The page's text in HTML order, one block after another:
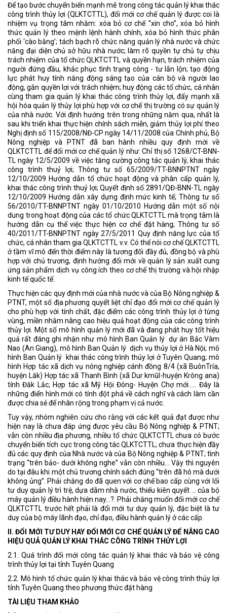
Để tạo bước chuyển biến mạnh mẽ trong công tác quản lý khai thác
công trình thủy lợi (QLKTCTTL), đổi mới cơ chế quản lý được coi là
nhiệm vụ trọng tâm nhằm: xóa bỏ cơ chế ‘’xin cho’’, xóa bỏ hình
thức quản lý theo mệnh lệnh hành chính, xóa bỏ hình thức phân
phối ‘cào bằng’; tách bạch rõ chức năng quản lý nhà nước và chức
năng đại diện chủ sở hữu nhà nước; làm rõ quyền tự chủ tự chịu
trách nhiệm của tổ chức QLKTCTTL và quyền hạn, trách nhiệm của
người đứng đầu, khắc phục tình trạng công - tư lẫn lộn; tạo động
lực phát huy tính năng động sáng tạo của cán bộ và người lao
động, gắn quyền lợi với trách nhiệm; huy động các tổ chức, cá nhân
cùng tham gia quản lý khai thác công trình thủy lợi, đẩy mạnh xã
hội hóa quản lý thủy lợi phù hợp với cơ chế thị trường có sự quản lý
của nhà nước. Với định hướng trên trong những năm qua, nhất là
sau khi triển khai thực hiện chính sách miễn, giảm thủy lợi phí theo
Nghị định số 115/2008/NĐ-CP ngày 14/11/2008 của Chính phủ, Bộ
Nông nghiệp và PTNT đã ban hành nhiều quy định mới về
QLKTCTTL để đổi mới cơ chế quản lý như: Chỉ thị số 1268/CT-BNN-
TL ngày 12/5/2009 về việc tăng cường công tác quản lý, khai thác
công trình thuỷ lợi; Thông tư số 65/2009/TT-BNNPTNT ngày
12/10/2009 Hướng dẫn tổ chức hoạt động và phân cấp quản lý,
khai thác công trình thuỷ lợi; Quyết định số 2891/QĐ-BNN-TL ngày
12/10/2009 Hướng dẫn xây dựng định mức kinh tế; Thông tư số
56/2010/TT-BNNPTNT ngày 01/10/2010 Hướng dẫn một số nội
dung trong hoạt động của các tổ chức QLKTCTTL mà trọng tâm là
hướng dẫn cụ thể việc thực hiện cơ chế đặt hàng; Thông tư số
40/2011/TT-BNNPTNT ngày 27/5/2011 Quy định năng lực của tổ
chức, cá nhân tham gia QLKTCTTL v.v. Có thể nói cơ chế QLKTCTTL
ở tầm vĩ mô đến thời điểm này là tương đối đầy đủ, đồng bộ và phù
hợp với chủ trương, định hướng đổi mới về quản lý sản xuất cung
ứng sản phẩm dịch vụ công ích theo cơ chế thị trường và hội nhập
kinh tế quốc tế.
Thực hiện các quy định mới của nhà nước và của Bộ Nông nghiệp &
PTNT, một số địa phương quyết liệt chỉ đạo đổi mới cơ chế quản lý
cho phù hợp với tính chất, đặc điểm các công trình thủy lợi ở từng
vùng, miền nhằm nâng cao hiệu quả hoạt động của các công trình
thủy lợi. Một số mô hình quản lý mới đã và đang phát huy tốt hiệu
quả rất đáng ghi nhận như mô hình Ban Quản lý dự án Bắc Vàm
Nao (An Giang), mô hình Ban Quản lý dịch vụ thủy lợi ở Hà Nội; mô
hình Ban Quản lý khai thác công trình thủy lợi ở Tuyên Quang; mô
hình Hợp tác xã dịch vụ nông nghiệp cánh đồng 8/4 (xã BuônTría,
huyện Lăk) Hợp tác xã Thanh Bình (xã Dur kmũl-huyện Krông ana)
tỉnh Đăk Lắc; Hợp tác xã Mỹ Hội Đông- Huyện Chợ mới….. Đây là
những điển hình mới có tính đột phá về cách nghĩ và cách làm cần
được chia sẻ để nhân rộng trong phạm vị cả nước.
Tuy vậy, nhóm nghiên cứu cho rằng với các kết quả đạt được như
hiện nay là chưa đáp ứng được yêu cầu Bộ Nông nghiệp & PTNT;
vẫn còn nhiều địa phương, nhiều tổ chức QLKTCTTL chưa có bước
chuyển biến tích cực trong công tác QLKTCTTL; chưa thực hiện đầy
đủ các quy định của Nhà nước và của Bộ Nông nghiệp & PTNT; tình
trạng “trên bảo- dưới không nghe” vẫn còn nhiều... Vậy thì nguyên
do tại đâu khi một chủ trương chính sách đúng “trên đã hô mà dưới
không ủng”. Phải chăng do đã quen với cơ chế bao cấp cùng với lối
tư duy quản lý trì trệ, dựa dẫm nhà nước, thiếu kiên quyết … của bộ
máy quản lý điều hành hiện nay…?. Phải chăng muốn đổi mới cơ chế
QLKTCTTL trước hết phải là đổi mới tư duy quản lý, đặc biệt là tư
duy của bộ máy lãnh đạo, chỉ đạo, điều hành quản lý ở các cấp.
II. ĐỔI MỚI TƯ DUY HAY ĐỔI MỚI CƠ CHẾ QUẢN LÝ ĐỂ NÂNG CAO
HIỆU QUẢ QUẢN LÝ KHAI THÁC CÔNG TRÌNH THỦY LỢI
2.1. Quá trình đổi mới công tác quản lý khai thác và bảo vệ công
trình thủy lợi tại tỉnh Tuyên Quang
2.2. Mô hình tổ chức quản lý khai thác và bảo vệ công trình thủy lợi
tỉnh Tuyên Quang theo phương thức đặt hàng
TÀI LIỆU THAM KHẢO